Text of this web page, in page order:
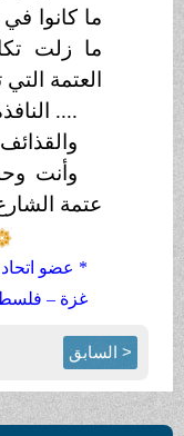
ما كانوا في
ما زلت
العتمة التي
....
والقذائف
وأنت
عتمة الشارع.
* عضو اتحاد
غزة – فلسطين
< السابق